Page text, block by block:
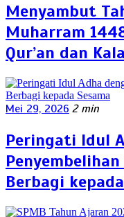
Menyambut
Muharram
Qur’an dan
Mei 29, 2026 2 min
Peringati Idul
Berbagi